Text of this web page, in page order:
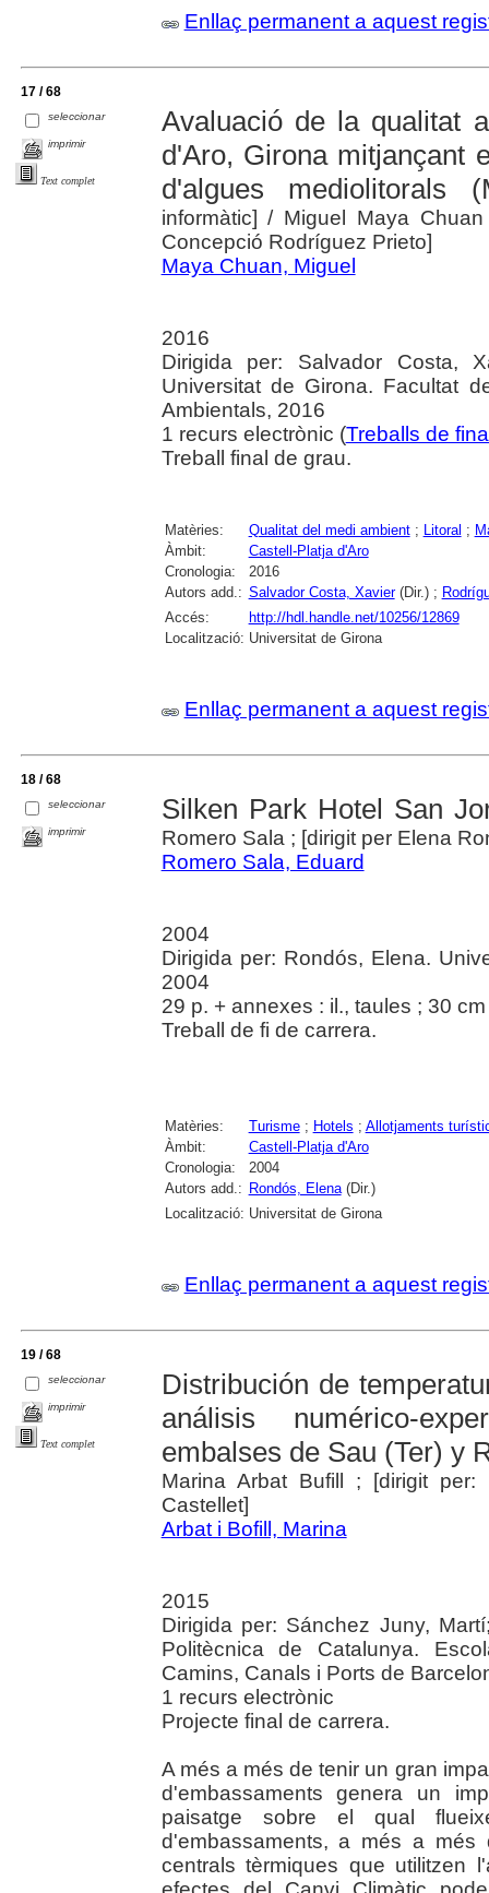
Enllaç permanent a aquest
17 / 68
seleccionar
imprimir
Text complet
Avaluació de la qualitat
d'Aro, Girona mitjançant
d'algues mediolitorals
informàtic]/ Miguel Maya
Concepció Rodríguez Prieto]
Maya Chuan, Miguel
2016
Dirigida per: Salvador Costa,
Universitat de Girona. Facultat
Ambientals, 2016
1 recurs electrònic (Treballs de
Treball final de grau.
Matèries: Qualitat del medi ambient; Litoral ;
Àmbit:
Castell-Platja d'Aro
Cronologia:
2016
Autors add.: Salvador Costa, Xavier(Dir.) ;
Accés:
http://hdl.handle.net/10256/12869
Localització: Universitat de Girona
Enllaç permanent a aquest
18 / 68
seleccionar
imprimir
Silken Park Hotel San
Romero Sala ; [dirigit per Elena
Romero Sala, Eduard
2004
Dirigida per: Rondós, Elena.
2004
29 p. + annexes : il., taules ; 30 cm
Treball de fi de carrera.
Matèries: Turisme; Hotels ; Allotjaments
Àmbit:
Castell-Platja d'Aro
Cronologia:
2004
Autors add.: Rondós, Elena(Dir.)
Localització: Universitat de Girona
Enllaç permanent a aquest
19 / 68
seleccionar
imprimir
Text complet
Distribución de
análisis numérico-
embalses de Sau (Ter) y
Marina Arbat Bufill ; [dirigit
Castellet]
Arbat i Bofill, Marina
2015
Dirigida per: Sánchez Juny,
Politècnica de Catalunya.
Camins, Canals i Ports de
1 recurs electrònic
Projecte final de carrera.
A més a més de tenir un gran
d'embassaments genera un
paisatge sobre el qual
d'embassaments, a més a
centrals tèrmiques que utilitzen